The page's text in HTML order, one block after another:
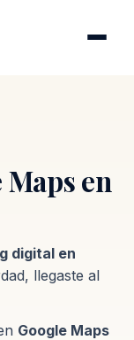
en
digital en
llegaste al
Google Maps